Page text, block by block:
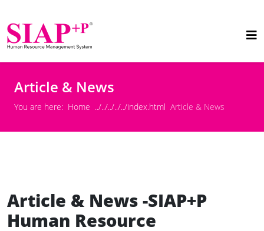
Article & News
You are here: Home Article & News
Article & News -SIAP+P
Human Resource